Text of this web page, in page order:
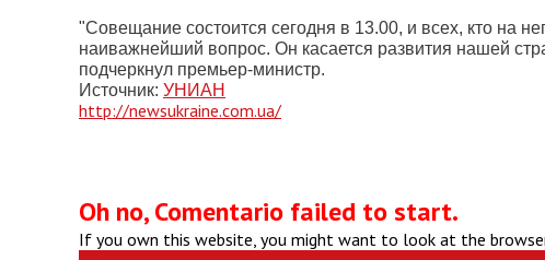
"Совещание состоится сегодня в 13.00, и всех, кто на
наиважнейший вопрос. Он касается развития нашей
подчеркнул премьер-министр.
Источник: УНИАН
http://newsukraine.com.ua/
Oh no, Comentario failed to start.
If you own this website, you might want to look at the